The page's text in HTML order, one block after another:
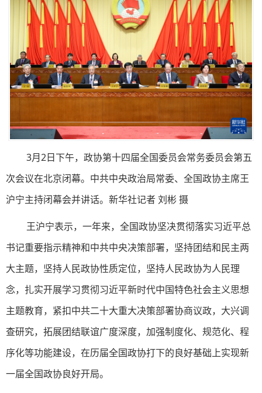
3月2日下午，政协第十四届全国委员会常务委员会第五
次会议在北京闭幕。中共中央政治局常委、全国政协主席王
沪宁主持闭幕会并讲话。新华社记者 刘彬 摄
王沪宁表示，一年来，全国政协坚决贯彻落实习近平总
书记重要指示精神和中共中央决策部署，坚持团结和民主两
大主题，坚持人民政协性质定位，坚持人民政协为人民理
念，扎实开展学习贯彻习近平新时代中国特色社会主义思想
主题教育，紧扣中共二十大重大决策部署协商议政，大兴调
查研究，拓展团结联谊广度深度，加强制度化、规范化、程
序化等功能建设，在历届全国政协打下的良好基础上实现新
一届全国政协良好开局。